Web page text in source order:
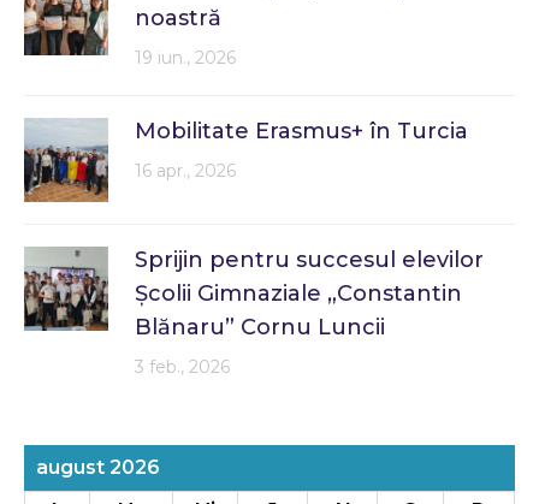
noastră
19 iun., 2026
Mobilitate Erasmus+ în Turcia
16 apr., 2026
Sprijin pentru succesul elevilor
Școlii Gimnaziale „Constantin
Blănaru” Cornu Luncii
3 feb., 2026
august 2026